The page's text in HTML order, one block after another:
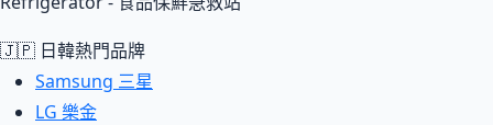
🇯🇵 日韓熱門品牌
Samsung 三星
LG 樂金